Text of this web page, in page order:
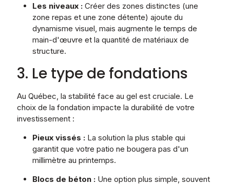
Les niveaux : Créer des zones distinctes (une
zone repas et une zone détente) ajoute du
dynamisme visuel, mais augmente le temps de
main-d'œuvre et la quantité de matériaux de
structure.
3. Le type de fondations
Au Québec, la stabilité face au gel est cruciale. Le
choix de la fondation impacte la durabilité de votre
investissement :
Pieux vissés : La solution la plus stable qui
garantit que votre patio ne bougera pas d'un
millimètre au printemps.
Blocs de béton : Une option plus simple, souvent